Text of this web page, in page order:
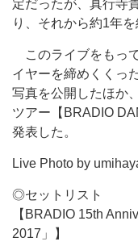
定だったが、真行寺
り、それから約1年
このライブをもっ
イヤーを締めくくっ
写真を公開したほか
ツアー【BRADIO
発表した。
Live Photo by
◎セットリスト
【BRADIO 15th
2017」】